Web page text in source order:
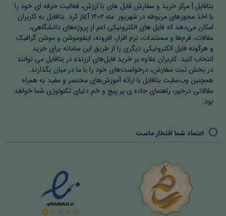
بتافایل | مرکز خرید و سفارش فایل های با ارزش، فعالیت حرفه ای خود را
با اخذ مجوزهای مربوطه در شهریور ماه ۱۴۰۲ آغاز کرد. بتافایل به کاربران
امکان می‌دهد که فایل های الکترونیکی اعم از پروژه‌های دانشگاهی،
مقالات، فرم‌ها و مستندات، نرم افزار، افزونه، اینفوموشن و موشن گرافیک
و هرگونه فایل الکترونیکی دیگری را از طریق این سامانه برای خرید
انتخاب کنید. کاربران علاوه بر خرید فایل‌های ارزنده در بتافایل می توانند
در بخش ثبت سفارش، درخواست‌های خود را با ما در میان بگذارند.
همچنین وب‌سایت بتافایل با ارائه آموزش‌های مختصر و مفید به همراه
مقالاتی درخور، راهنمای جاده ی پر پیچ و خم دنیای تکنولوژی شما خواهد
بود.
اعتماد شما افتخار ماست